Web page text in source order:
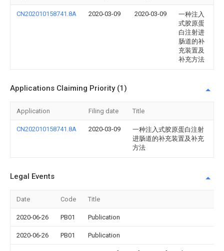
CN202010158741.8A 2020-03-09 2020-03-09
一种注入
式胶原蛋
白注射进
肠道的补
充装置及
补充方法
Applications Claiming Priority (1)
Application Filing date Title
CN202010158741.8A 2020-03-09
一种注入式胶原蛋白注射
进肠道的补充装置及补充
方法
Legal Events
Date Code Title
2020-06-26 PB01 Publication
2020-06-26 PB01 Publication